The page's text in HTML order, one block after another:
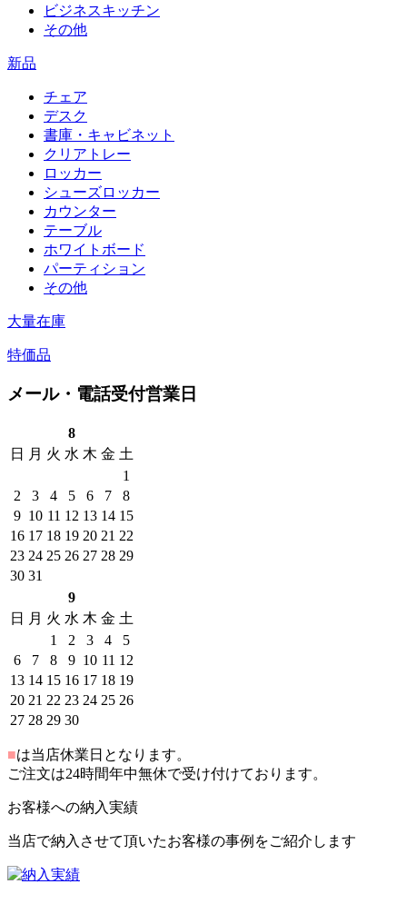
ビジネスキッチン
その他
新品
チェア
デスク
書庫・キャビネット
クリアトレー
ロッカー
シューズロッカー
カウンター
テーブル
ホワイトボード
パーティション
その他
大量在庫
特価品
メール・電話受付営業日
8
日
月 火 水 木 金 土
1
2
3 4 5 6 7
8
9 10 11 12 13 14 15
16 17 18 19 20 21 22
23 24 25 26 27 28 29
30 31
9
日
月 火 水 木 金 土
1
2 3 4
5
6
7 8 9 10 11 12
13 14 15 16 17 18 19
20 21 22 23 24 25 26
27 28 29 30
■は当店休業日となります。
ご注文は24時間年中無休で受け付けております。
お客様への納入実績
当店で納入させて頂いたお客様の事例をご紹介します